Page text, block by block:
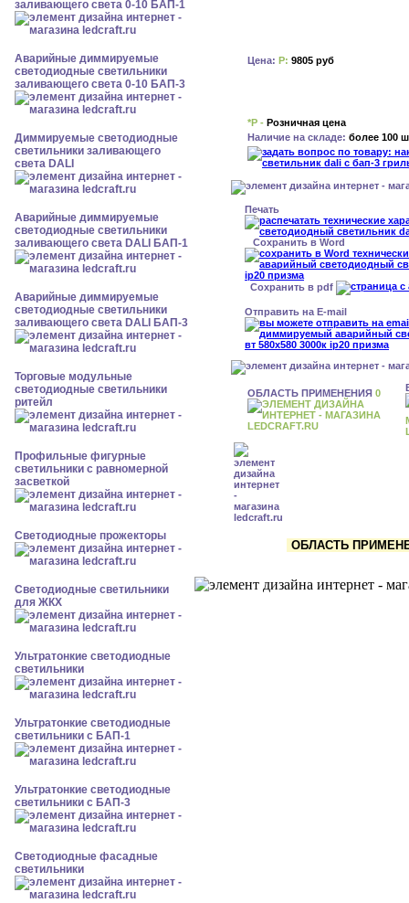
заливающего света 0-10 БАП-1
Аварийные диммируемые
светодиодные светильники
заливающего света 0-10 БАП-3
Диммируемые светодиодные
светильники заливающего
света DALI
Аварийные диммируемые
светодиодные светильники
заливающего света DALI БАП-1
Аварийные диммируемые
светодиодные светильники
заливающего света DALI БАП-3
Торговые модульные
светодиодные светильники
ритейл
Профильные фигурные
светильники с равномерной
засветкой
Светодиодные прожекторы
Светодиодные светильники
для ЖКХ
Ультратонкие светодиодные
светильники
Ультратонкие светодиодные
светильники с БАП-1
Ультратонкие светодиодные
светильники с БАП-3
Светодиодные фасадные
светильники
Цена: Р: 9805 руб
*Р - Розничная цена
Наличие на складе: более 100
Печать
Сохранить в Word
Сохранить в pdf
Отправить на E-mail
ОБЛАСТЬ ПРИМЕНЕНИЯ 0
ОБЛАСТЬ